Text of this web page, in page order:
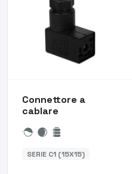
Connettore a
cablare
SERIE C1 (15X15)